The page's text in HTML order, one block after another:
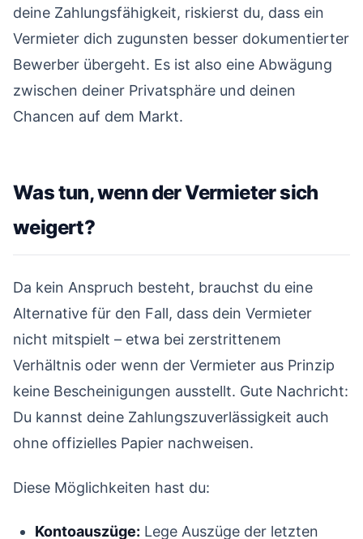
deine Zahlungsfähigkeit, riskierst du, dass ein
Vermieter dich zugunsten besser dokumentierter
Bewerber übergeht. Es ist also eine Abwägung
zwischen deiner Privatsphäre und deinen
Chancen auf dem Markt.
Was tun, wenn der Vermieter sich
weigert?
Da kein Anspruch besteht, brauchst du eine
Alternative für den Fall, dass dein Vermieter
nicht mitspielt – etwa bei zerstrittenem
Verhältnis oder wenn der Vermieter aus Prinzip
keine Bescheinigungen ausstellt. Gute Nachricht:
Du kannst deine Zahlungszuverlässigkeit auch
ohne offizielles Papier nachweisen.
Diese Möglichkeiten hast du:
Kontoauszüge: Lege Auszüge der letzten